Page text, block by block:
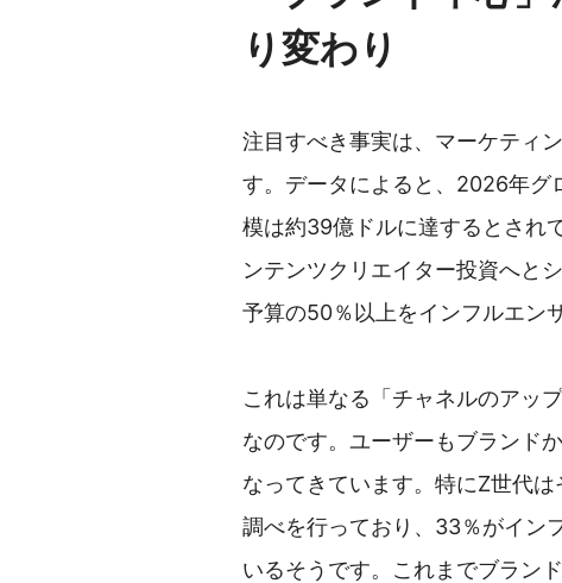
り変わり
注目すべき事実は、マーケティ
す。データによると、2026年グ
模は約39億ドルに達するとされ
ンテンツクリエイター投資へと
予算の50％以上をインフルエン
これは単なる「チャネルのアッ
なのです。ユーザーもブランド
なってきています。特にZ世代
調べを行っており、33％がイン
いるそうです。これまでブラン